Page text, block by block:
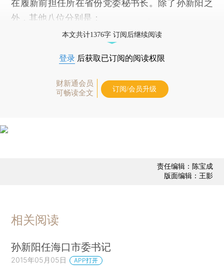
在履新前担任所在省份党委秘书长。除了孙新阳之
外，其他八位分别是：
本文共计1376字 订阅后继续阅读
登录 后获取已订阅的阅读权限
财新通会员
可畅读全文
订阅/会员升级
责任编辑：陈宝成
版面编辑：王影
相关阅读
孙新阳任海口市委书记
2015年05月05日 APP打开